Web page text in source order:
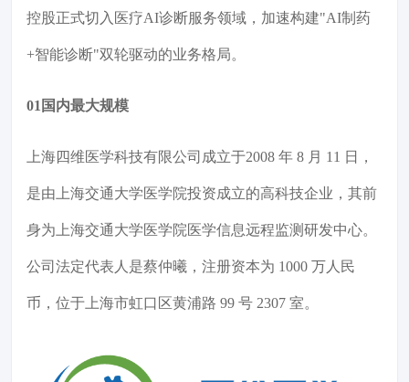
控股正式切入医疗AI诊断服务领域，加速构建"AI制药
+智能诊断"双轮驱动的业务格局。
01国内最大规模
上海四维医学科技有限公司成立于2008 年 8 月 11 日，
是由上海交通大学医学院投资成立的高科技企业，其前
身为上海交通大学医学院医学信息远程监测研发中心。
公司法定代表人是蔡仲曦，注册资本为 1000 万人民
币，位于上海市虹口区黄浦路 99 号 2307 室。